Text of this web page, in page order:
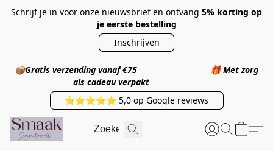
Schrijf je in voor onze nieuwsbrief en ontvang 5% korting op
je eerste bestelling
Inschrijven
📦Gratis verzending vanaf €75 🎁Met zorg
als cadeau verpakt
⭐⭐⭐⭐⭐ 5,0 op Google reviews